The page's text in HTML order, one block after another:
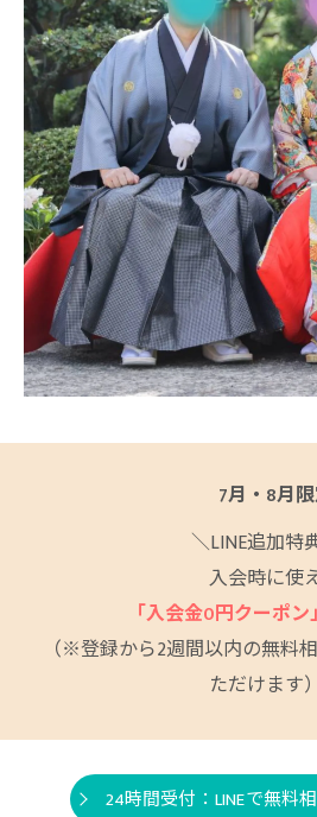
7月・8月
＼LINE追加特
入会時に使
「入会金0円クーポン」
（※登録から2週間以内の無料
ただけます）
24時間受付：LINEで無料